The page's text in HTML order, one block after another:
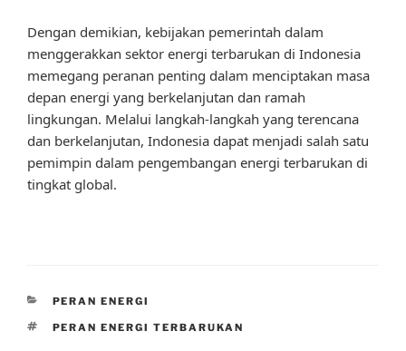
Dengan demikian, kebijakan pemerintah dalam
menggerakkan sektor energi terbarukan di Indonesia
memegang peranan penting dalam menciptakan masa
depan energi yang berkelanjutan dan ramah
lingkungan. Melalui langkah-langkah yang terencana
dan berkelanjutan, Indonesia dapat menjadi salah satu
pemimpin dalam pengembangan energi terbarukan di
tingkat global.
CATEGORIES
PERAN ENERGI
TAGS
PERAN ENERGI TERBARUKAN